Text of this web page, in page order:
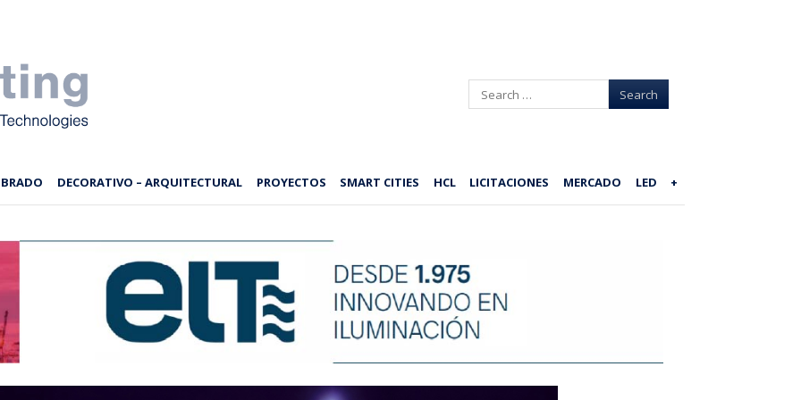
Search
DECORATIVO – ARQUITECTURAL PROYECTOS SMART CITIES HCL LICITACIONES MERCADO LED +